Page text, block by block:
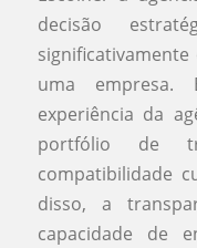
decisão
uma empresa.
experiência da
portfólio de
compatibilidade
disso, a
capacidade de